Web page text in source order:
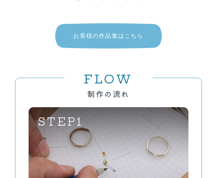
お客様の作品集はこちら
FLOW
制作の流れ
STEP1